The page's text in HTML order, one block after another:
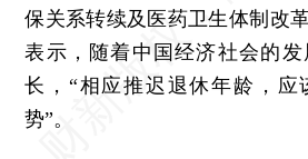
保关系转续及医药卫生体制改
表示，随着中国经济社会的
长，“相应推迟退休年龄，应
势”。